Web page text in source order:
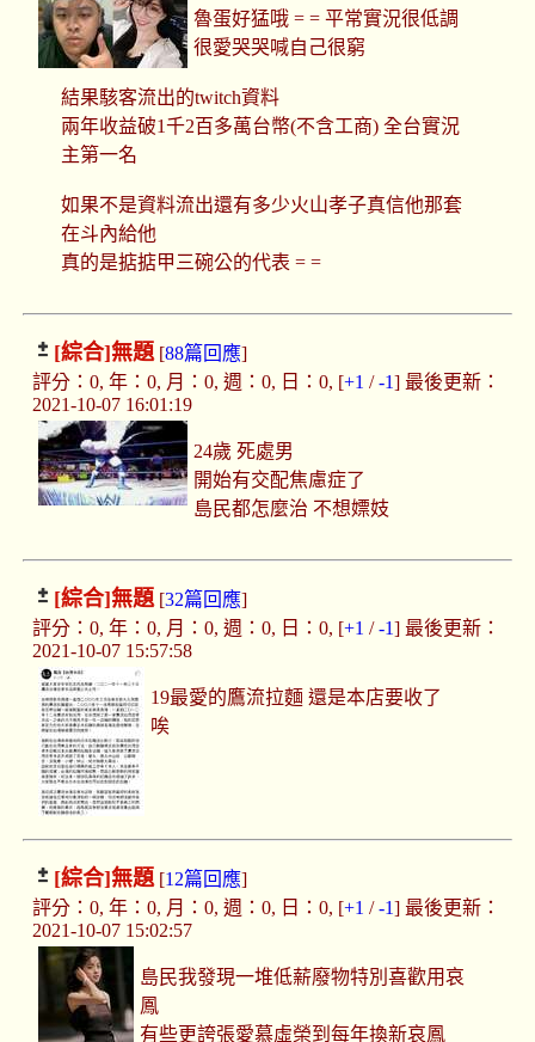
魯蛋好猛哦 = = 平常實況很低調
很愛哭哭喊自己很窮
結果駭客流出的twitch資料
兩年收益破1千2百多萬台幣(不含工商) 全台實況
主第一名
如果不是資料流出還有多少火山孝子真信他那套
在斗內給他
真的是掂掂甲三碗公的代表 = =
[綜合]無題[88篇回應]
評分：0, 年：0, 月：0, 週：0, 日：0, [+1 /-1] 最後更新：
2021-10-07 16:01:19
24歲 死處男
開始有交配焦慮症了
島民都怎麼治 不想嫖妓
[綜合]無題[32篇回應]
評分：0, 年：0, 月：0, 週：0, 日：0, [+1 /-1] 最後更新：
2021-10-07 15:57:58
19最愛的鷹流拉麵 還是本店要收了
唉
[綜合]無題[12篇回應]
評分：0, 年：0, 月：0, 週：0, 日：0, [+1 /-1] 最後更新：
2021-10-07 15:02:57
島民我發現一堆低薪廢物特別喜歡用哀
鳳
有些更誇張愛慕虛榮到每年換新哀鳳